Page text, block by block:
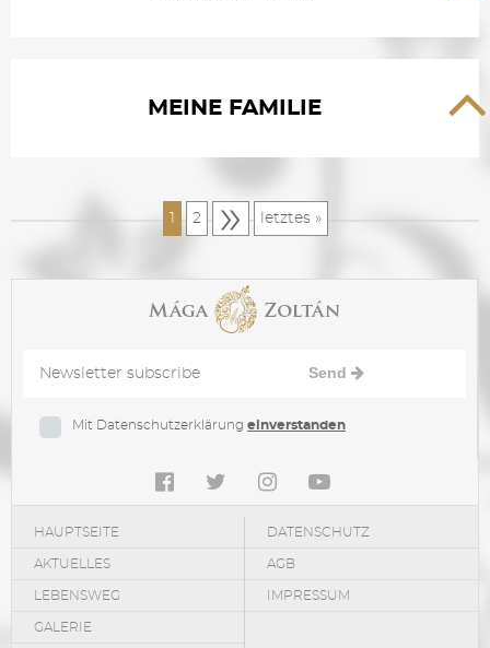
MEINE FAMILIE
2 » letztes »
Send
Mit Datenschutzerklärung einverstanden
HAUPTSEITE
AKTUELLES
LEBENSWEG
GALERIE
DATENSCHUTZ
AGB
IMPRESSUM